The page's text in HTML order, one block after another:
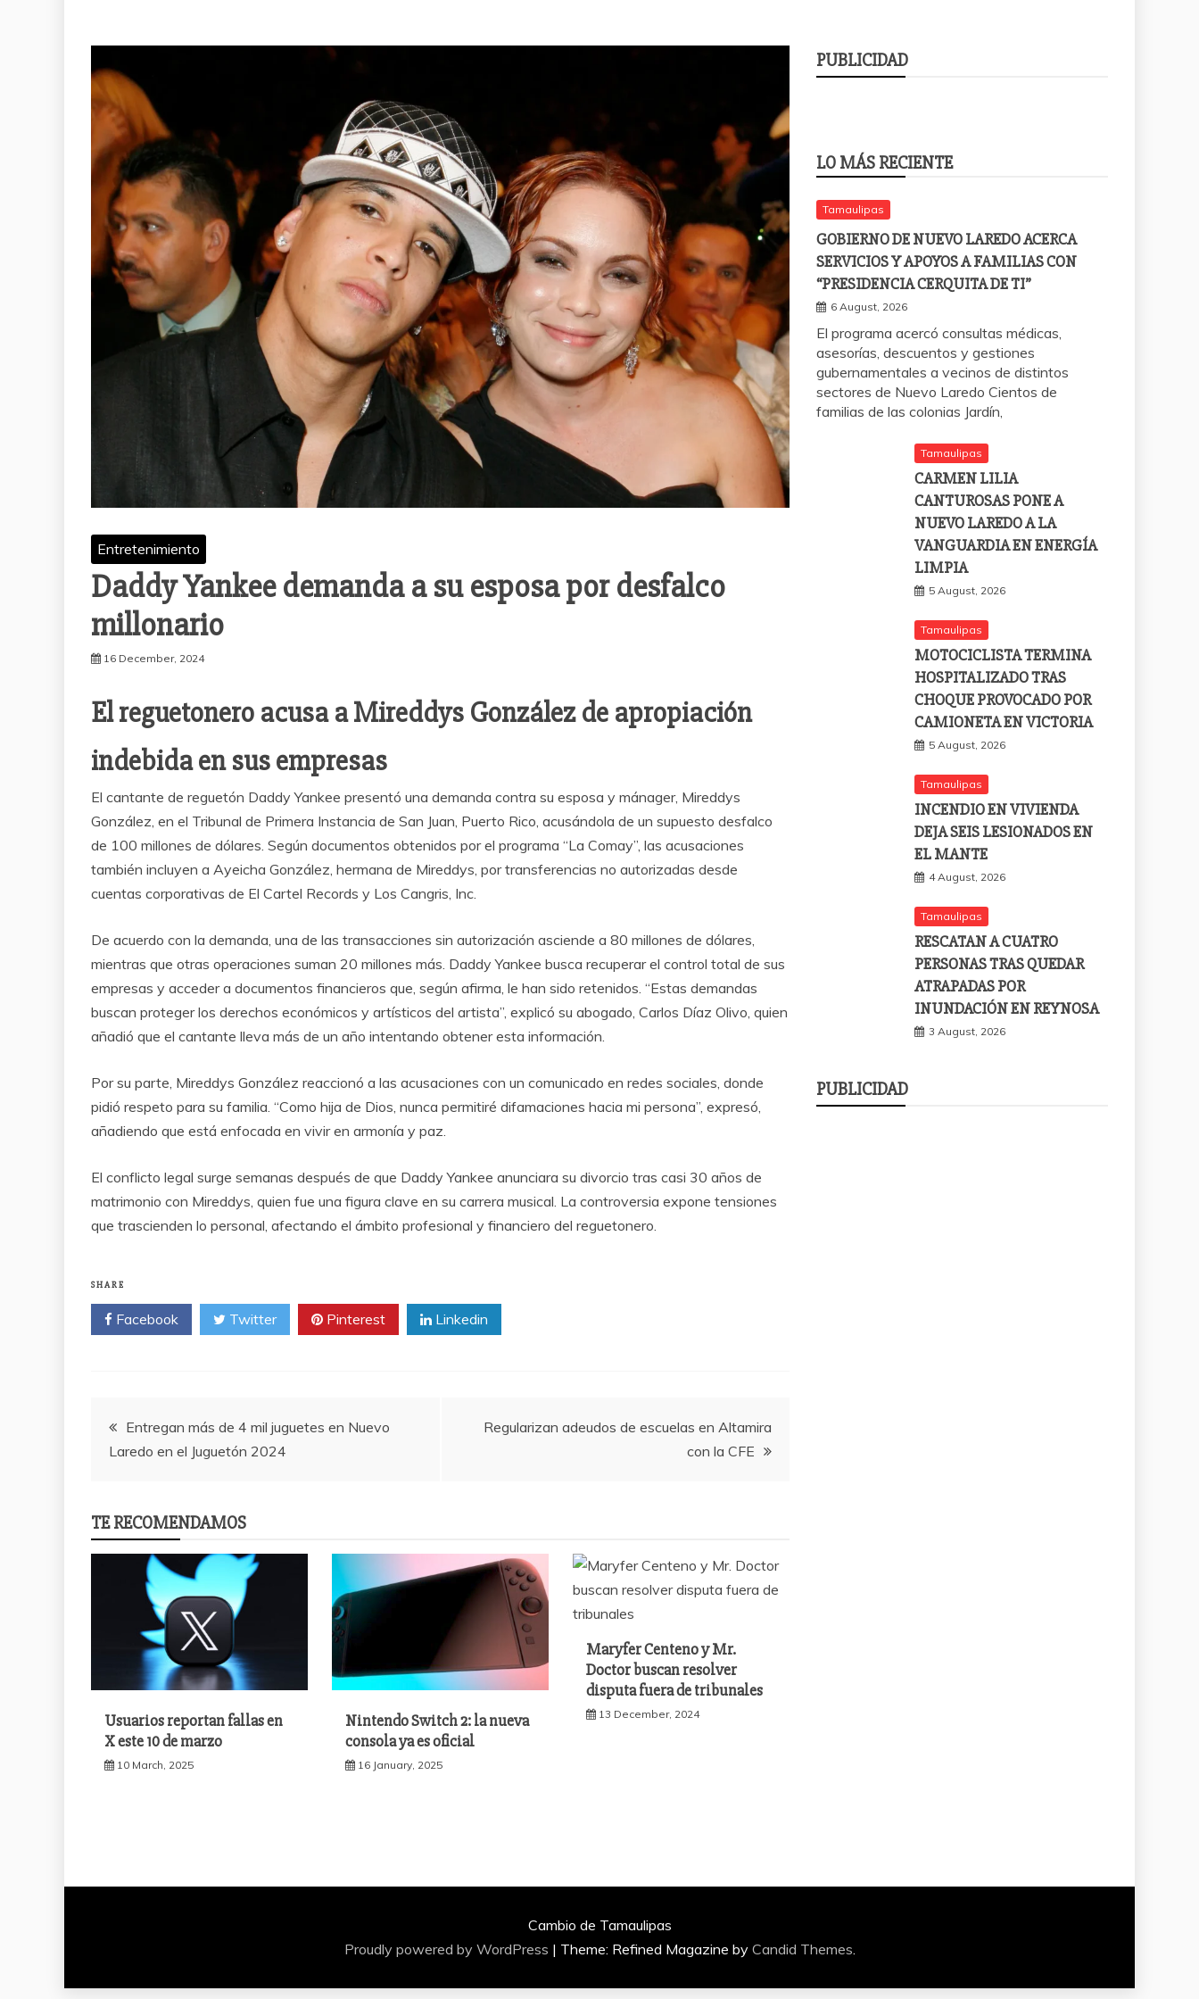
Entretenimiento
Daddy Yankee demanda a su esposa por desfalco
millonario
16 December, 2024
El reguetonero acusa a Mireddys González de apropiación
indebida en sus empresas
El cantante de reguetón Daddy Yankee presentó una demanda contra su esposa y mánager, Mireddys
González, en el Tribunal de Primera Instancia de San Juan, Puerto Rico, acusándola de un supuesto desfalco
de 100 millones de dólares. Según documentos obtenidos por el programa “La Comay”, las acusaciones
también incluyen a Ayeicha González, hermana de Mireddys, por transferencias no autorizadas desde
cuentas corporativas de El Cartel Records y Los Cangris, Inc.
De acuerdo con la demanda, una de las transacciones sin autorización asciende a 80 millones de dólares,
mientras que otras operaciones suman 20 millones más. Daddy Yankee busca recuperar el control total de sus
empresas y acceder a documentos financieros que, según afirma, le han sido retenidos. “Estas demandas
buscan proteger los derechos económicos y artísticos del artista”, explicó su abogado, Carlos Díaz Olivo, quien
añadió que el cantante lleva más de un año intentando obtener esta información.
Por su parte, Mireddys González reaccionó a las acusaciones con un comunicado en redes sociales, donde
pidió respeto para su familia. “Como hija de Dios, nunca permitiré difamaciones hacia mi persona”, expresó,
añadiendo que está enfocada en vivir en armonía y paz.
El conflicto legal surge semanas después de que Daddy Yankee anunciara su divorcio tras casi 30 años de
matrimonio con Mireddys, quien fue una figura clave en su carrera musical. La controversia expone tensiones
que trascienden lo personal, afectando el ámbito profesional y financiero del reguetonero.
SHARE
Facebook Twitter Pinterest Linkedin
Post
navigation
Entregan más de 4 mil juguetes en Nuevo
Laredo en el Juguetón 2024
Regularizan adeudos de escuelas en Altamira
con la CFE
TE RECOMENDAMOS
Usuarios reportan fallas en
X este 10 de marzo
10 March, 2025
Nintendo Switch 2: la nueva
consola ya es oficial
16 January, 2025
Maryfer Centeno y Mr.
Doctor buscan resolver
disputa fuera de tribunales
13 December, 2024
PUBLICIDAD
LO MÁS RECIENTE
Tamaulipas
GOBIERNO DE NUEVO LAREDO ACERCA
SERVICIOS Y APOYOS A FAMILIAS CON
“PRESIDENCIA CERQUITA DE TI”
6 August, 2026
El programa acercó consultas médicas,
asesorías, descuentos y gestiones
gubernamentales a vecinos de distintos
sectores de Nuevo Laredo Cientos de
familias de las colonias Jardín,
Tamaulipas
CARMEN LILIA
CANTUROSAS PONE A
NUEVO LAREDO A LA
VANGUARDIA EN ENERGÍA
LIMPIA
5 August, 2026
Tamaulipas
MOTOCICLISTA TERMINA
HOSPITALIZADO TRAS
CHOQUE PROVOCADO POR
CAMIONETA EN VICTORIA
5 August, 2026
Tamaulipas
INCENDIO EN VIVIENDA
DEJA SEIS LESIONADOS EN
EL MANTE
4 August, 2026
Tamaulipas
RESCATAN A CUATRO
PERSONAS TRAS QUEDAR
ATRAPADAS POR
INUNDACIÓN EN REYNOSA
3 August, 2026
PUBLICIDAD
Cambio de Tamaulipas
Proudly powered by WordPress | Theme: Refined Magazine by Candid Themes